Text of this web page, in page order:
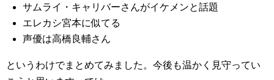
サムライ・キャリバーさんがイケメンと話題
エレカシ宮本に似てる
声優は高橋良輔さん
というわけでまとめてみました。今後も温かく見守ってい